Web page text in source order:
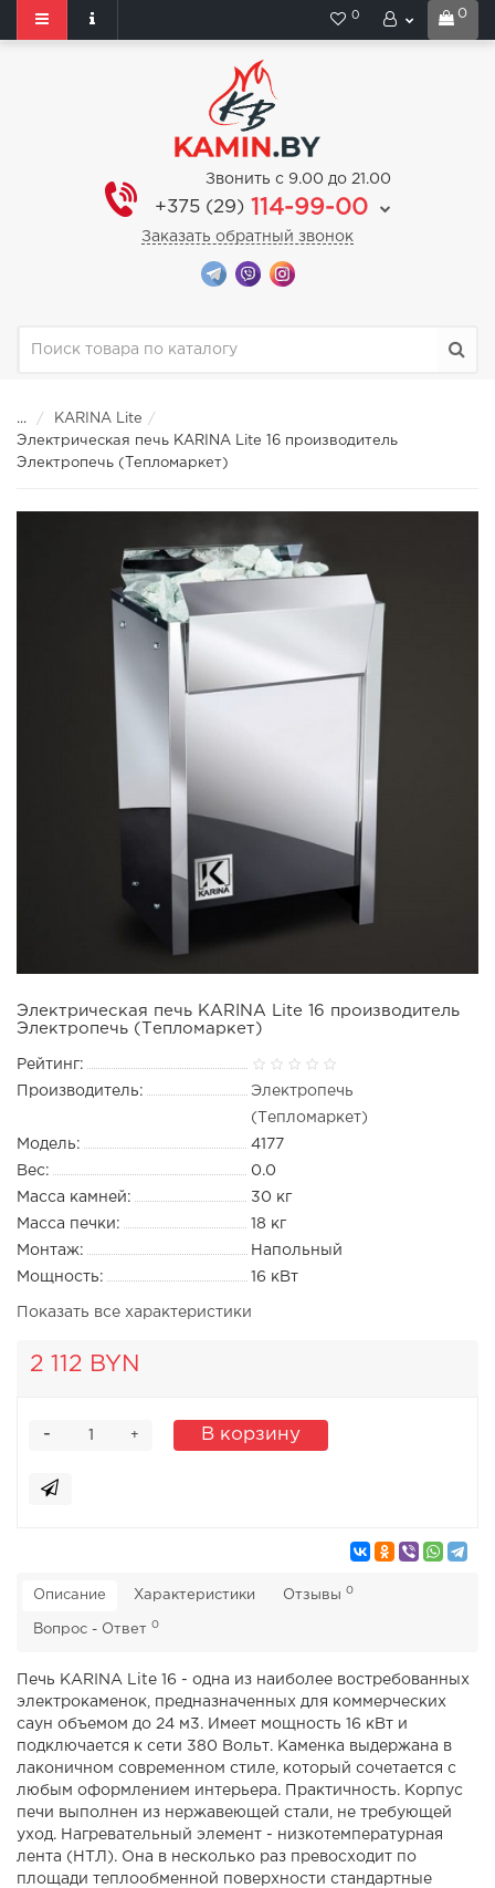
0
0
Звонить с 9.00 до 21.00
+375 (29) 114-99-00
Заказать обратный звонок
...
KARINA Lite
Электрическая печь KARINA Lite 16 производитель
Электропечь (Тепломаркет)
Электрическая печь KARINA Lite 16 производитель
Электропечь (Тепломаркет)
Рейтинг:
Производитель:
Электропечь
(Тепломаркет)
Модель:
4177
Вес:
0.0
Масса камней:
30 кг
Масса печки:
18 кг
Монтаж:
Напольный
Мощность:
16 кВт
Показать все характеристики
2 112 BYN
+
- В корзину
Описание Характеристики Отзывы 0
Вопрос - Ответ 0
Печь KARINA Lite 16 - одна из наиболее востребованных
электрокаменок, предназначенных для коммерческих
саун объемом до 24 м3. Имеет мощность 16 кВт и
подключается к сети 380 Вольт. Каменка выдержана в
лаконичном современном стиле, который сочетается с
любым оформлением интерьера. Практичность. Корпус
печи выполнен из нержавеющей стали, не требующей
уход. Нагревательный элемент - низкотемпературная
лента (НТЛ). Она в несколько раз превосходит по
площади теплообменной поверхности стандартные